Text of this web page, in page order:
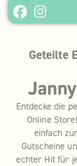
About
Unsere Produkte
Gutscheine -
Bei Jannys
Geteilte
Entdecke die
Online
einfach
Gutscheine
echter Hit für